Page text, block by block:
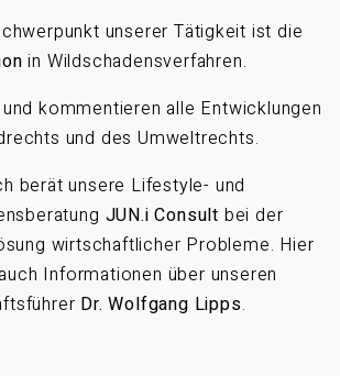
unserer Tätigkeit ist die
in Wildschadensverfahren.
kommentieren alle Entwicklungen
und des Umweltrechts.
berät unsere Lifestyle- und
JUN.i Consult bei der
wirtschaftlicher Probleme. Hier
Informationen über unseren
Dr. Wolfgang Lipps.